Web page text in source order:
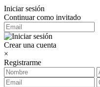
Iniciar sesión
Continuar como invitado
Crear una cuenta
×
Registrarme